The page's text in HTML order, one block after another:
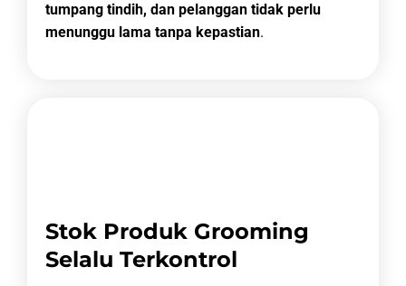
tumpang tindih, dan pelanggan tidak perlu
menunggu lama tanpa kepastian.
Stok Produk Grooming
Selalu Terkontrol